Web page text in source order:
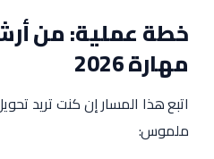
مهارة 2026
اتبع هذا المسار إن كنت تريد
ملموس: